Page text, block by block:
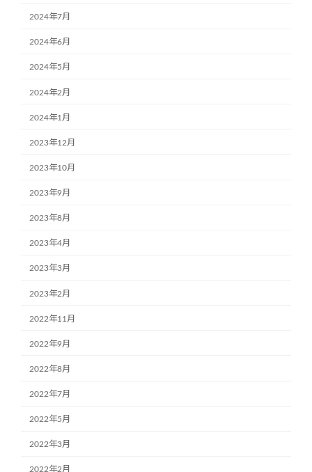
2024年7月
2024年6月
2024年5月
2024年2月
2024年1月
2023年12月
2023年10月
2023年9月
2023年8月
2023年4月
2023年3月
2023年2月
2022年11月
2022年9月
2022年8月
2022年7月
2022年5月
2022年3月
2022年2月